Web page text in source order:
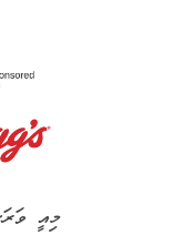
މިއީ